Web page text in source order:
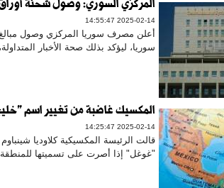
المركزي السوري: وصول شحنة
2025-02-14 14:55:47
أعلن مصرف سوريا المركزي وصول
سوريا، ليؤكد بذلك صحة الأخبار
المكسيك غاضبة من تغيير اسم
2025-02-14 14:25:47
قالت الرئيسة المكسيكية كلاوديا
"غوغل" إذا أصرت على تسميتها للمنطقة